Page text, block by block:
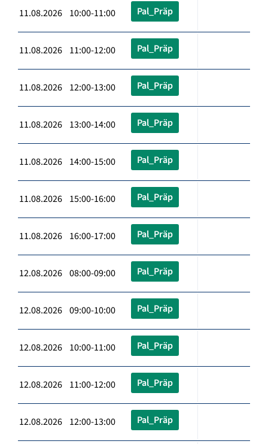
11.08.2026 10:00-11:00 Pal_Präp
11.08.2026 11:00-12:00 Pal_Präp
11.08.2026 12:00-13:00 Pal_Präp
11.08.2026 13:00-14:00 Pal_Präp
11.08.2026 14:00-15:00 Pal_Präp
11.08.2026 15:00-16:00 Pal_Präp
11.08.2026 16:00-17:00 Pal_Präp
12.08.2026 08:00-09:00 Pal_Präp
12.08.2026 09:00-10:00 Pal_Präp
12.08.2026 10:00-11:00 Pal_Präp
12.08.2026 11:00-12:00 Pal_Präp
12.08.2026 12:00-13:00 Pal_Präp